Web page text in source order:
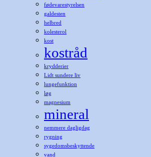
fødevarestyrelsen
galdesten
helbred
kolesterol
kost
kostråd
krydderier
Lidt sundere liv
lungefunktion
løg
magnesium
mineral
nemmere dagligdag
rygning
sygedomsbeskyttende
vand